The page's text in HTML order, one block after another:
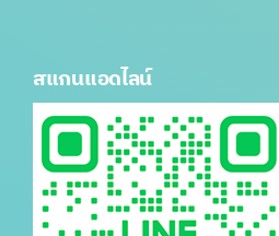
สแกนแอดไลน์